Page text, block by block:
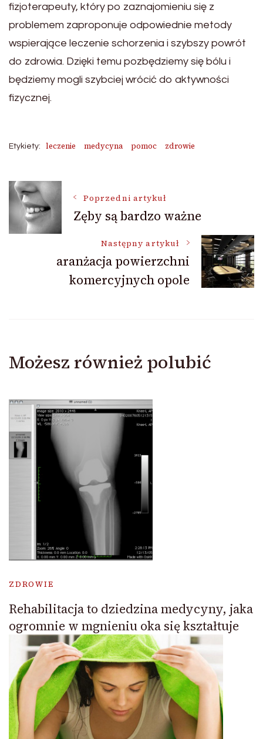
fizjoterapeuty, który po zaznajomieniu się z
problemem zaproponuje odpowiednie metody
wspierające leczenie schorzenia i szybszy powrót
do zdrowia. Dzięki temu pozbędziemy się bólu i
będziemy mogli szybciej wrócić do aktywności
fizycznej.
Etykiety: leczenie medycyna pomoc zdrowie
Nawigacja
wpisu
Poprzedni artykuł
Zęby są bardzo ważne
Następny artykuł
aranżacja powierzchni
komercyjnych opole
Możesz również polubić
ZDROWIE
Rehabilitacja to dziedzina medycyny, jaka
ogromnie w mgnieniu oka się kształtuje